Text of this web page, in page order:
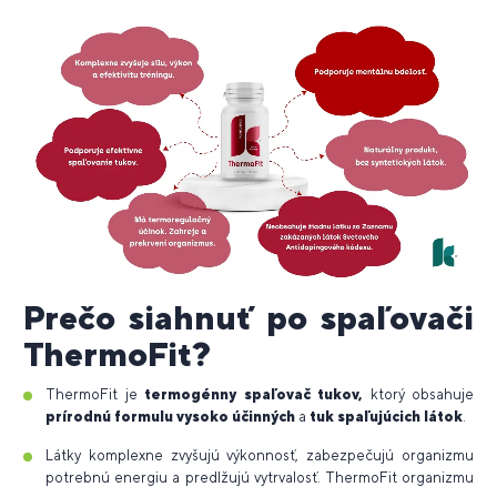
Prečo siahnuť po spaľovači
ThermoFit?
ThermoFit je termogénny spaľovač tukov, ktorý obsahuje
prírodnú formulu vysoko účinných a tuk spaľujúcich látok
Látky komplexne zvyšujú výkonnosť, zabezpečujú organizmu
potrebnú energiu a predlžujú vytrvalosť. ThermoFit organizmu